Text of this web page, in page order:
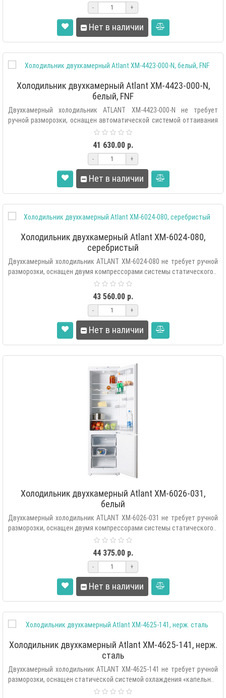
- +
Нет в наличии
Холодильник двухкамерный Atlant XM-4423-000-N,
белый, FNF
Двухкамерный холодильник ATLANT XM-4423-000-N не требует
ручной разморозки, оснащен автоматической системой оттаивания
41 630.00 р.
- +
Нет в наличии
Холодильник двухкамерный Atlant ХМ-6024-080,
серебристый
Двухкамерный холодильник ATLANT XM-6024-080 не требует ручной
разморозки, оснащен двумя компрессорами системы статического..
43 560.00 р.
- +
Нет в наличии
Холодильник двухкамерный Atlant ХМ-6026-031,
белый
Двухкамерный холодильник ATLANT XM-6026-031 не требует ручной
разморозки, оснащен двумя компрессорами системы статического..
44 375.00 р.
- +
Нет в наличии
Холодильник двухкамерный Atlant XM-4625-141, нерж.
сталь
Двухкамерный холодильник ATLANT XM-4625-141 не требует ручной
разморозки, оснащен статической системой охлаждения «капельн..